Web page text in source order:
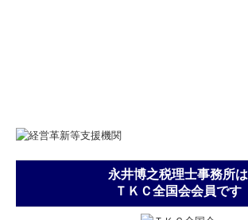
永井博之税理士事務所は
ＴＫＣ全国会会員です